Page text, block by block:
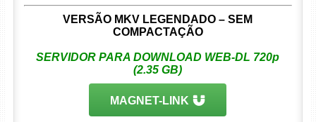
VERSÃO MKV LEGENDADO – SEM
COMPACTAÇÃO
SERVIDOR PARA DOWNLOAD WEB-DL 720p
(2.35 GB)
MAGNET-LINK